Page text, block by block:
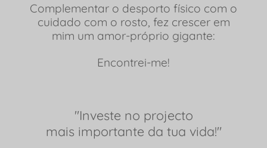
Complementar o desporto físico com o
cuidado com o rosto, fez crescer em
mim um amor-próprio gigante:
Encontrei-me!
"Investe no projecto
mais importante da tua vida!"